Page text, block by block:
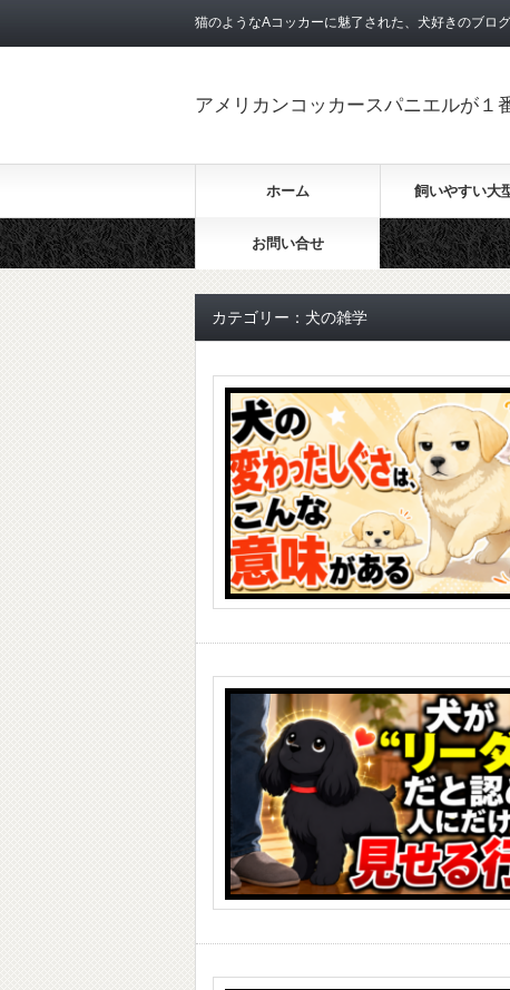
猫のようなAコッカーに魅了された、犬好きのブログ
アメリカンコッカースパニエルが１
ホーム 飼いやすい大
お問い合せ
カテゴリー：犬の雑学